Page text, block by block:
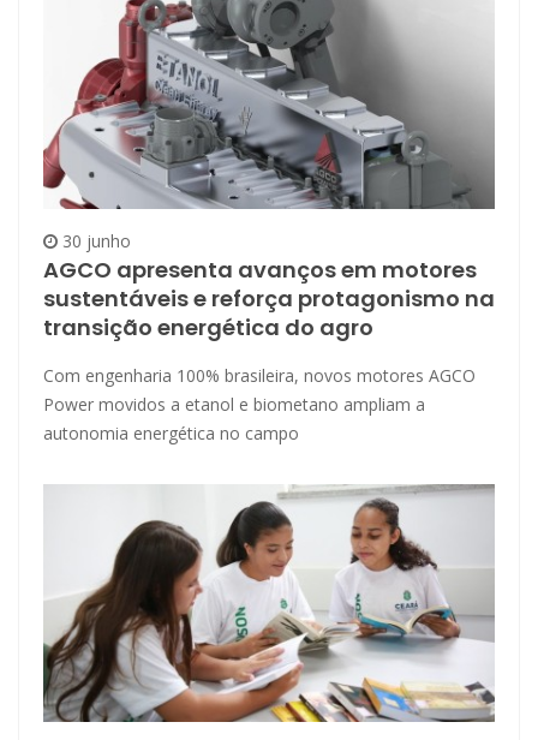
30 junho
AGCO apresenta avanços em motores
sustentáveis e reforça protagonismo na
transição energética do agro
Com engenharia 100% brasileira, novos motores AGCO
Power movidos a etanol e biometano ampliam a
autonomia energética no campo